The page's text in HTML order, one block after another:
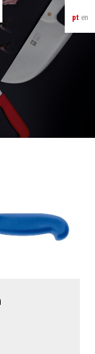
pt en